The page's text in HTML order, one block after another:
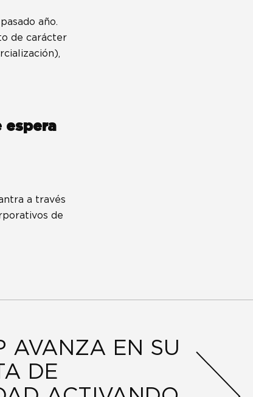
año.
de carácter
espera
a través
de
AVANZA EN SU
DE